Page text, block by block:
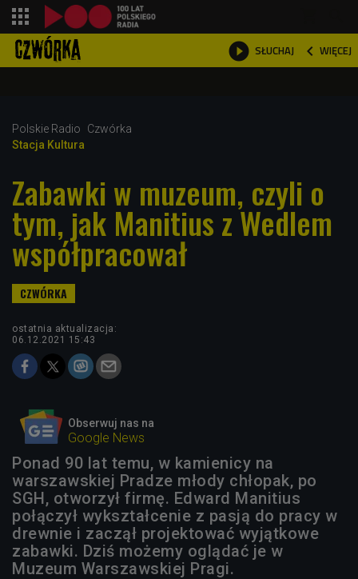
 SŁUCHAJ  WIĘCEJ

Polskie Radio
Czwórka
Stacja Kultura
Zabawki w muzeum, czyli o
tym, jak Manitius z Wedlem
współpracował
ostatnia aktualizacja:
06.12.2021 15:43
Obserwuj nas na
Google News
Ponad 90 lat temu, w kamienicy na
warszawskiej Pradze młody chłopak, po
SGH, otworzył firmę. Edward Manitius
połączył wykształcenie z pasją do pracy w
drewnie i zaczął projektować wyjątkowe
zabawki. Dziś możemy oglądać je w
Muzeum Warszawskiej Pragi.